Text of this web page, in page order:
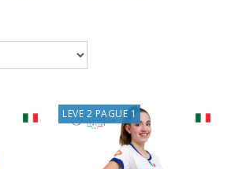
LEVE 2 PAGUE 1